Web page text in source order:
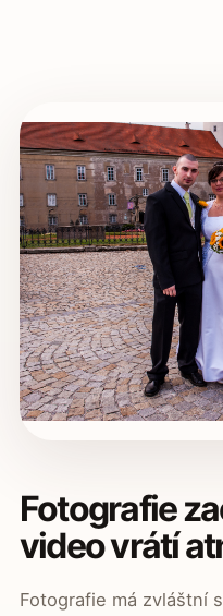
Fotografie
video vrátí
Fotografie má zvláštní